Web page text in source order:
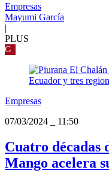
Empresas
Mayumi García
|
PLUS
G
Empresas
07/03/2024
11:50
Cuatro décadas
Mango acelera